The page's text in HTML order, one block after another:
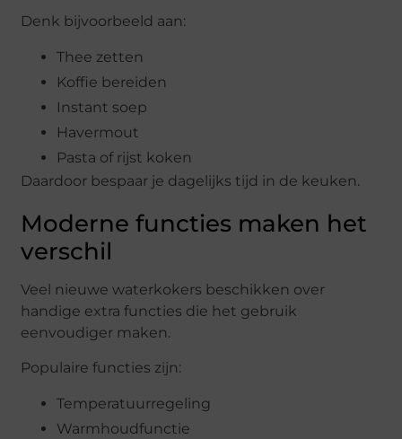
Denk bijvoorbeeld aan:
Thee zetten
Koffie bereiden
Instant soep
Havermout
Pasta of rijst koken
Daardoor bespaar je dagelijks tijd in de keuken.
Moderne functies maken het
verschil
Veel nieuwe waterkokers beschikken over
handige extra functies die het gebruik
eenvoudiger maken.
Populaire functies zijn:
Temperatuurregeling
Warmhoudfunctie